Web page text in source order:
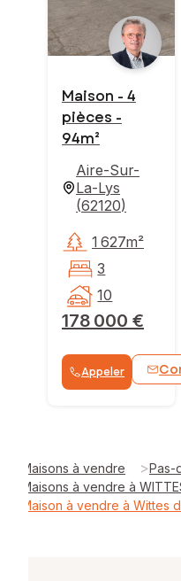
Maison - 4
pièces -
94m²
Aire-Sur-
La-Lys
(62120)
178 000 €
1 627m²
3
10
Appeler
Maisons à vendre >Pas-
Maisons à vendre à
Maison à vendre à Wittes